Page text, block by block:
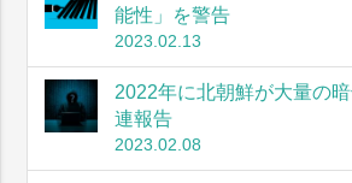
能性」を警告
2023.02.13
2022年に北朝鮮が大量の
連報告
2023.02.08